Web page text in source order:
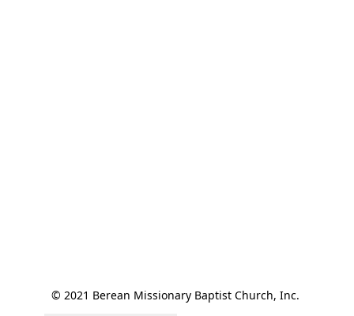
© 2021 Berean Missionary Baptist Church, Inc.